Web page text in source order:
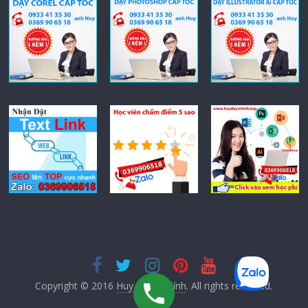
Copyright © 2016 Huy Dạy Vi Tính. All rights reserved.